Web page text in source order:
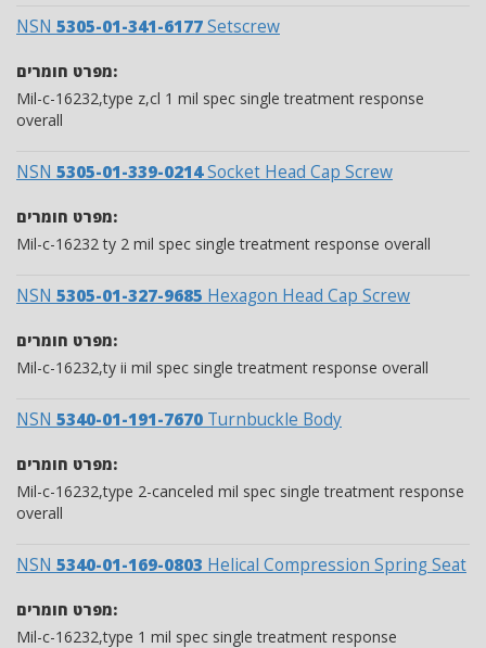
NSN 5305-01-341-6177Setscrew
מפרט חומרים:
Mil-c-16232,type z,cl 1 mil spec single treatment response
overall
NSN 5305-01-339-0214Socket Head Cap Screw
מפרט חומרים:
Mil-c-16232 ty 2 mil spec single treatment response overall
NSN 5305-01-327-9685 Hexagon Head Cap Screw
מפרט חומרים:
Mil-c-16232,ty ii mil spec single treatment response overall
NSN 5340-01-191-7670 Turnbuckle Body
מפרט חומרים:
Mil-c-16232,type 2-canceled mil spec single treatment response
overall
NSN 5340-01-169-0803 Helical Compression Spring Seat
מפרט חומרים:
Mil-c-16232,type 1 mil spec single treatment response